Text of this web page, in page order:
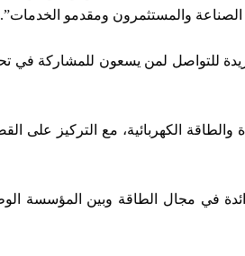
والمستثمرون ومقدمو الخدمات”.
للتواصل لمن يسعون للمشاركة في
الكهربائية، مع التركيز على
في مجال الطاقة وبين المؤسسة